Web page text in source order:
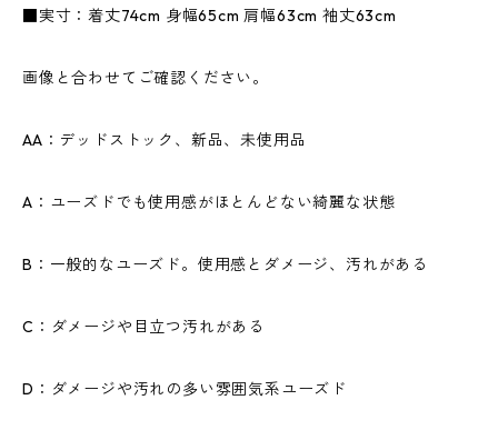
■実寸：着丈74cm 身幅65cm 肩幅63cm 袖丈63cm
画像と合わせてご確認ください。
AA：デッドストック、新品、未使用品
A：ユーズドでも使用感がほとんどない綺麗な状態
B：一般的なユーズド。使用感とダメージ、汚れがある
C：ダメージや目立つ汚れがある
D：ダメージや汚れの多い雰囲気系ユーズド